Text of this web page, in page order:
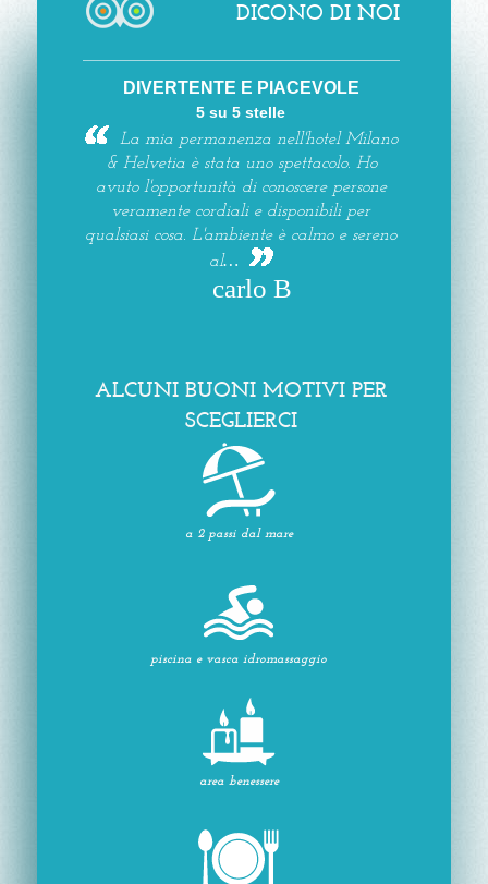
DICONO DI NOI
DIVERTENTE E PIACEVOLE
5 su 5 stelle
La mia permanenza nell'hotel Milano
& Helvetia è stata uno spettacolo. Ho
avuto l'opportunità di conoscere persone
veramente cordiali e disponibili per
qualsiasi cosa. L'ambiente è calmo e sereno
al…
carlo B
ALCUNI BUONI MOTIVI PER
SCEGLIERCI
a 2 passi dal mare
piscina e vasca idromassaggio
area benessere